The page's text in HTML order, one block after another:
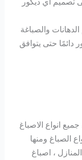
والصباغة
حتى يتوافق
انواع الاصباغ
الصباغ ومنها
، اصباغ